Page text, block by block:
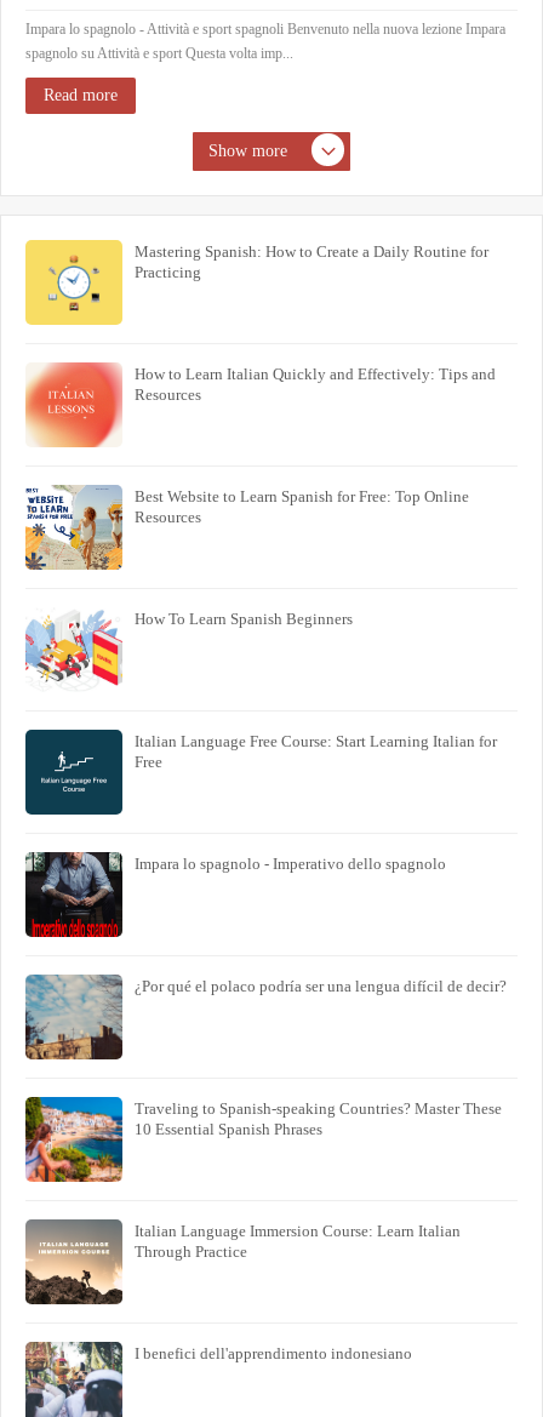
Impara lo spagnolo - Attività e sport spagnoli Benvenuto nella nuova lezione Impara
spagnolo su Attività e sport Questa volta imp...
Read more
Show more
Mastering Spanish: How to Create a Daily Routine for
Practicing
How to Learn Italian Quickly and Effectively: Tips and
Resources
Best Website to Learn Spanish for Free: Top Online
Resources
How To Learn Spanish Beginners
Italian Language Free Course: Start Learning Italian for
Free
Impara lo spagnolo - Imperativo dello spagnolo
¿Por qué el polaco podría ser una lengua difícil de decir?
Traveling to Spanish-speaking Countries? Master These
10 Essential Spanish Phrases
Italian Language Immersion Course: Learn Italian
Through Practice
I benefici dell'apprendimento indonesiano